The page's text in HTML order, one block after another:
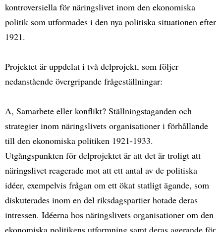
kontroversiella för näringslivet inom den ekonomiska
politik som utformades i den nya politiska situationen efter
1921.
Projektet är uppdelat i två delprojekt, som följer
nedanstående övergripande frågeställningar:
A, Samarbete eller konflikt? Ställningstaganden och
strategier inom näringslivets organisationer i förhållande
till den ekonomiska politiken 1921-1933.
Utgångspunkten för delprojektet är att det är troligt att
näringslivet reagerade mot att ett antal av de politiska
idéer, exempelvis frågan om ett ökat statligt ägande, som
diskuterades inom en del riksdagspartier hotade deras
intressen. Idéerna hos näringslivets organisationer om den
ekonomiska politikens utformning samt deras agerande för